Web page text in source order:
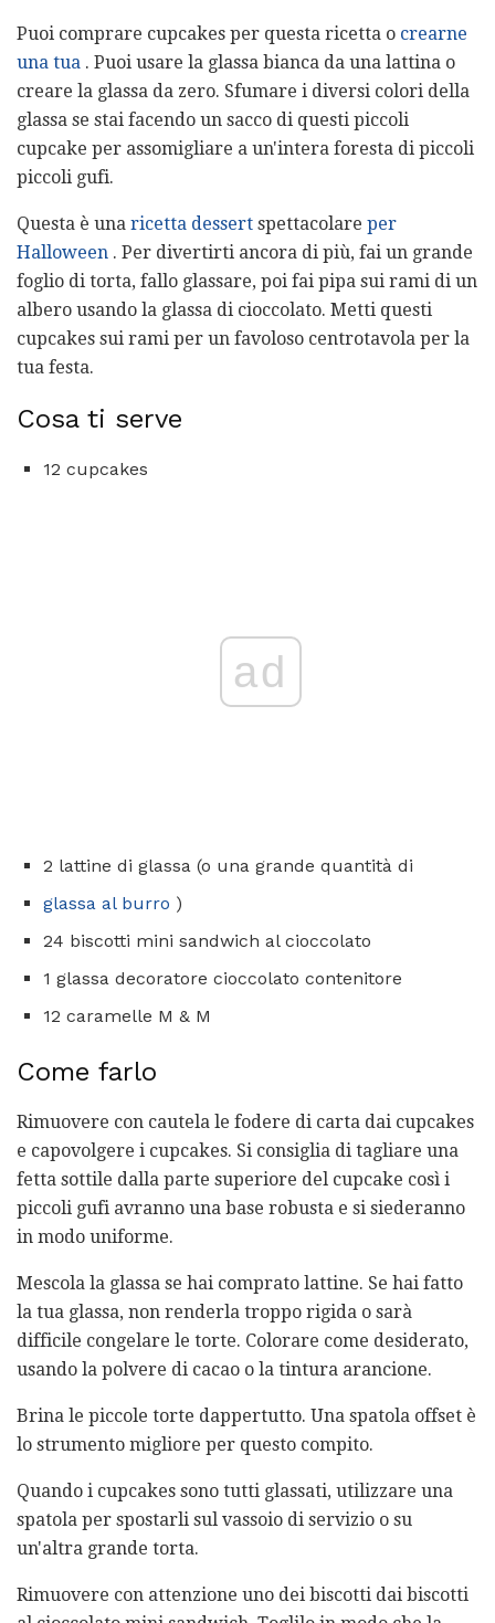
Puoi comprare cupcakes per questa ricetta o crearne
una tua . Puoi usare la glassa bianca da una lattina o
creare la glassa da zero. Sfumare i diversi colori della
glassa se stai facendo un sacco di questi piccoli
cupcake per assomigliare a un'intera foresta di piccoli
piccoli gufi.
Questa è una ricetta dessert spettacolare per
Halloween . Per divertirti ancora di più, fai un grande
foglio di torta, fallo glassare, poi fai pipa sui rami di un
albero usando la glassa di cioccolato. Metti questi
cupcakes sui rami per un favoloso centrotavola per la
tua festa.
Cosa ti serve
12 cupcakes
ad
2 lattine di glassa (o una grande quantità di
glassa al burro )
24 biscotti mini sandwich al cioccolato
1 glassa decoratore cioccolato contenitore
12 caramelle M & M
Come farlo
Rimuovere con cautela le fodere di carta dai cupcakes
e capovolgere i cupcakes. Si consiglia di tagliare una
fetta sottile dalla parte superiore del cupcake così i
piccoli gufi avranno una base robusta e si siederanno
in modo uniforme.
Mescola la glassa se hai comprato lattine. Se hai fatto
la tua glassa, non renderla troppo rigida o sarà
difficile congelare le torte. Colorare come desiderato,
usando la polvere di cacao o la tintura arancione.
Brina le piccole torte dappertutto. Una spatola offset è
lo strumento migliore per questo compito.
Quando i cupcakes sono tutti glassati, utilizzare una
spatola per spostarli sul vassoio di servizio o su
un'altra grande torta.
Rimuovere con attenzione uno dei biscotti dai biscotti